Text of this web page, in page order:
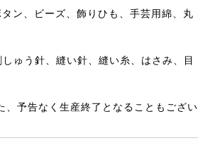
ン、ビーズ、飾りひも、手芸用綿、丸
ゅう針、縫い針、縫い糸、はさみ、目
予告なく生産終了となることもござい